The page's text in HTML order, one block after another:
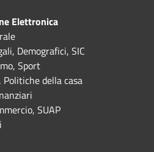
Elettronica
Demografici, SIC
Sport
Politiche della casa
SUAP